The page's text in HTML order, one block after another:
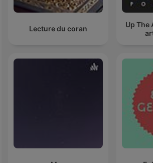
Lecture du coran
Up The